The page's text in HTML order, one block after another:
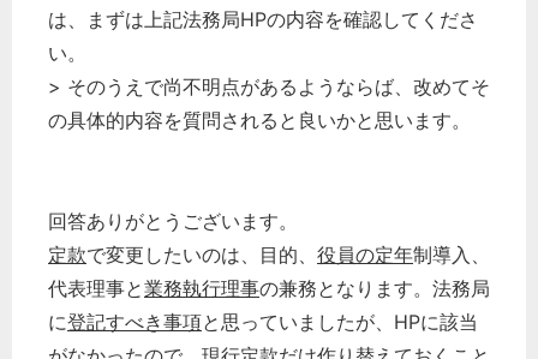
は、まずは上記法務局HPの内容を確認してくださ
い。
> そのうえで尚不明点があるようならば、改めてそ
の具体的内容を質問されると良いかと思います。
回答ありがとうございます。
定款で変更したいのは、目的、 役員の定年制導入、
代表理事と業務執行理事の兼務となります。法務局
に登記すべき事項と思っていましたが、HPに該当